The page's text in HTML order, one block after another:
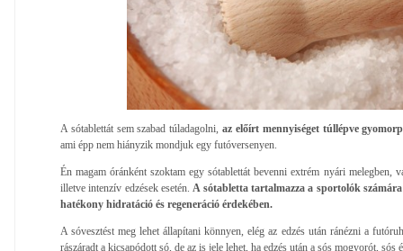
A sótablettát sem szabad túladagolni,az előírt mennyiséget túllépve
ami épp nem hiányzik mondjuk egy futóversenyen.
Én magam óránként szoktam egy sótablettát bevenni extrém nyári melegben,
illetve intenzív edzések esetén. A sótabletta tartalmazza a sportolók
hatékony hidratáció és regeneráció érdekében.
A sóvesztést meg lehet állapítani könnyen, elég az edzés után ránézni a
rászáradt a kicsapódott só, de az is jele lehet, ha edzés után a sós mogyorót, sós